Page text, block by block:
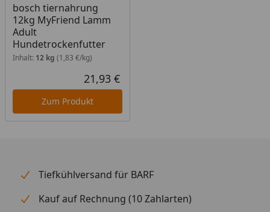
bosch tiernahrung
12kg MyFriend Lamm
Adult
Hundetrockenfutter
Inhalt: 12 kg (1,83 €/kg)
Aktueller Preis
21,93 €
Zum Produkt
Tiefkühlversand für BARF
Kauf auf Rechnung (10 Zahlarten)